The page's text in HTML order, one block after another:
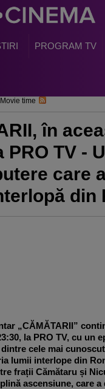
PROGRAM TV
Movie time
în
PRO TV -
care
din
„CĂMĂTARII”
la PRO TV, cu un
cele mai
lumii interlope din
frații Cămătaru și
ascensiune, care a